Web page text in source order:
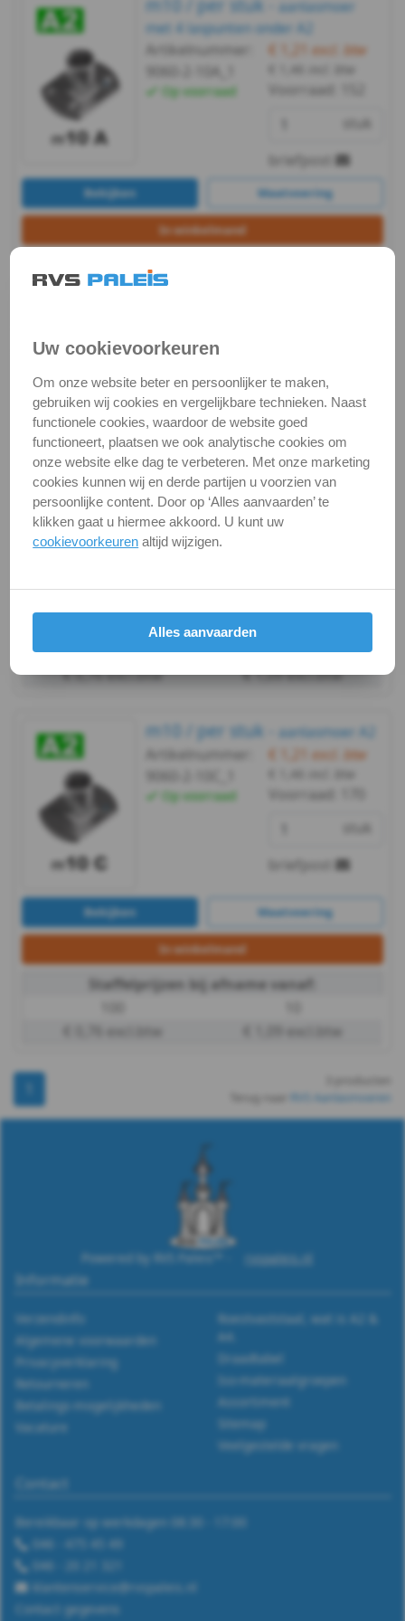
persmoer
Afbreekmoer
Inslagmoer
-
hout
Rampamoer
-
Glijmoer
Blindklinkmoeren
Aanlasmoer
WS
9060
-
A2
M3
9060
-
A2
-
M4
WS
9060
A2
-
M6
WS
-
A2
-
M8
m10 / per stuk -
aanlasmoer
met 4 laspunten onder A2
Artikelnummer:
Op voorraad
€ 1,21 excl. btw
incl. btw
Voorraad:
briefpost
Bekijken Maatvoering
In winkelmand
Staffelprijzen bij afname vanaf:
100
met 4 laspunten boven A2
Artikelnummer:
9060-2-10B_1
Op voorraad
€ 1,21excl. btw
€ 1,46incl. btw
Voorraad:100
briefpost
In winkelmand
Staffelprijzen bij afname vanaf:
100
10
€ 0,76 excl.btw
€ 1,09 excl.btw
m10 / per stuk - aanlasmoer A2
Artikelnummer:
Op voorraad
€ 1,21 excl. btw
incl. btw
Voorraad:
briefpost
Bekijken Maatvoering
In winkelmand
Staffelprijzen bij afname vanaf:
€ 0,76 excl.btw
€ 1,09 excl.btw
RVS Aanlasmoeren
Powered by RVS Paleis™ - rvspaleis.nl
Informatie
Verzendinfo
Algemene voorwaarden
Privacyverklaring
Retourneren
Betalings-mogelijkheden
Vacature
Roestvaststaal, wat is A2 &
A4.
Draadtabel
Iso-materiaalgroepen
Assortiment
Sitemap
Veelgestelde vragen
Contact
Bereikbaar op werkdagen 08:30 - 17:00
046 - 475 45 49
046 - 20 21 321
klantenservice@rvspaleis.nl
Contact gegevens
Uw cookievoorkeuren
Om onze website beter en persoonlijker te maken,
gebruiken wij cookies en vergelijkbare technieken. Naast
functionele cookies, waardoor de website goed
functioneert, plaatsen we ook analytische cookies om
onze website elke dag te verbeteren. Met onze marketing
cookies kunnen wij en derde partijen u voorzien van
persoonlijke content. Door op ‘Alles aanvaarden’ te
klikken gaat u hiermee akkoord. U kunt uw
cookievoorkeuren altijd wijzigen.
Alles aanvaarden